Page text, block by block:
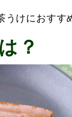
けにおすす
？